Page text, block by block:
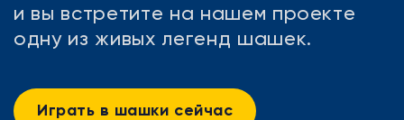
и вы встретите на нашем проекте
одну из живых легенд шашек.
Играть в шашки сейчас